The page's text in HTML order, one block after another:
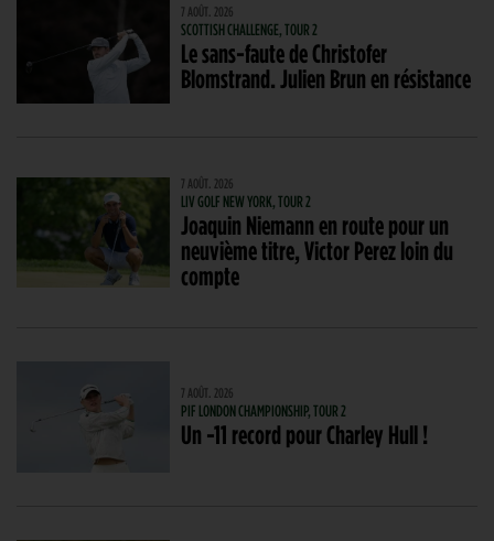
7 AOÛT. 2026
SCOTTISH CHALLENGE, TOUR 2
Le sans-faute de Christofer
Blomstrand. Julien Brun en résistance
7 AOÛT. 2026
LIV GOLF NEW YORK, TOUR 2
Joaquin Niemann en route pour un
neuvième titre, Victor Perez loin du
compte
7 AOÛT. 2026
PIF LONDON CHAMPIONSHIP, TOUR 2
Un -11 record pour Charley Hull !